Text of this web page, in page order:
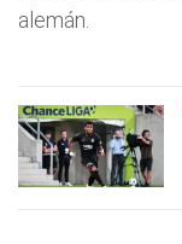
alemán.